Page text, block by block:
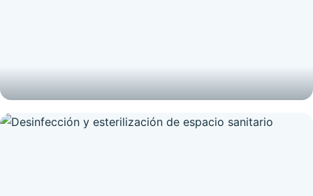
Tratamiento y recuperación de suelos industriales